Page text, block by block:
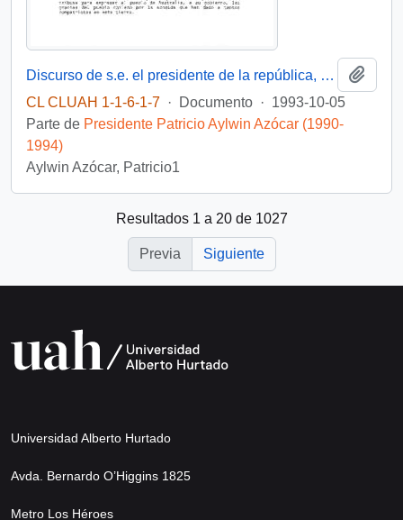
Discurso de s.e. el presidente de la república, D. Patricio Aylwin Azócar, con colonia chilena residente en Sidney
CL CLUAH 1-1-6-1-7 · Documento · 1993-10-05
Parte de Presidente Patricio Aylwin Azócar (1990-
1994)
Aylwin Azócar, Patricio1
Resultados 1 a 20 de 1027
Previa Siguiente
Universidad Alberto Hurtado
Avda. Bernardo O’Higgins 1825
Metro Los Héroes